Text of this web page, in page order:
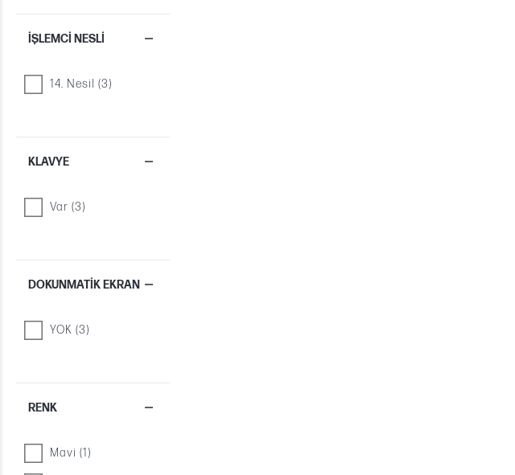
İŞLEMCI NESLI
14. Nesil (3)
KLAVYE
Var (3)
DOKUNMATIK EKRAN
YOK (3)
RENK
Mavi (1)